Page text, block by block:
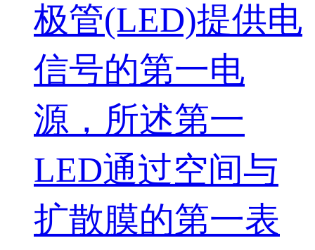
极管(LED)提供电
信号的第一电
源，所述第一
LED通过空间与
扩散膜的第一表